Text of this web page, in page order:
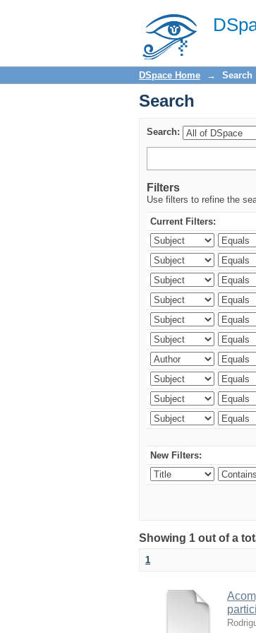
Search
DSpace Home → Search
Search
Search:
Filters
Use filters to refine the
Current Filters:
New Filters:
Showing 1 out of a
1